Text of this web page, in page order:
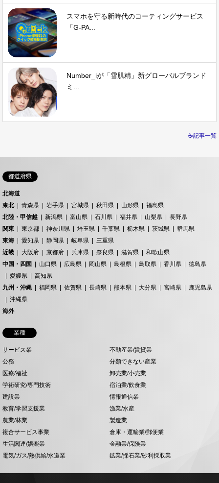
スマホを守る新時代のコーティングサービス
「G-PA...
Number_iが「雪肌精」新グローバルブランド
ミ...
☕記事一覧
都道府県
北海道
東北
青森県 岩手県 宮城県 秋田県 山形県
福島県
北陸・甲信越
新潟県 富山県 石川県 福井県 山梨県
長野県
関東
東京都 神奈川県 埼玉県 千葉県 栃木県 茨城県
群馬県
東海
愛知県 静岡県 岐阜県
三重県
近畿
大阪府 京都府 兵庫県 奈良県 滋賀県
和歌山県
中国・四国
山口県 広島県 岡山県 島根県 鳥取県 香川県
徳島県
愛媛県
高知県
九州・沖縄
福岡県 佐賀県 長崎県 熊本県 大分県 宮崎県
鹿児島県
沖縄県
海外
業種
サービス業
不動産業/賃貸業
公務
分類できない産業
医療/福祉
卸売業/小売業
学術研究/専門技術
宿泊業/飲食業
建設業
情報通信業
教育/学習支援業
漁業/水産
農業/林業
製造業
複合サービス事業
倉庫・運輸業/郵便業
生活関連/娯楽業
金融業/保険業
電気/ガス/熱供給/水道業
鉱業/採石業/砂利採取業